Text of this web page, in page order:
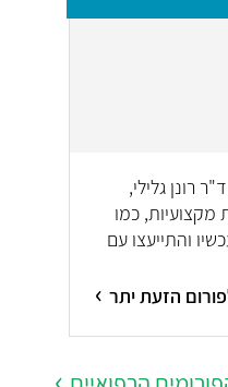
רונן גלילי,
כמו
והתייעצו עם
הזעת יתר